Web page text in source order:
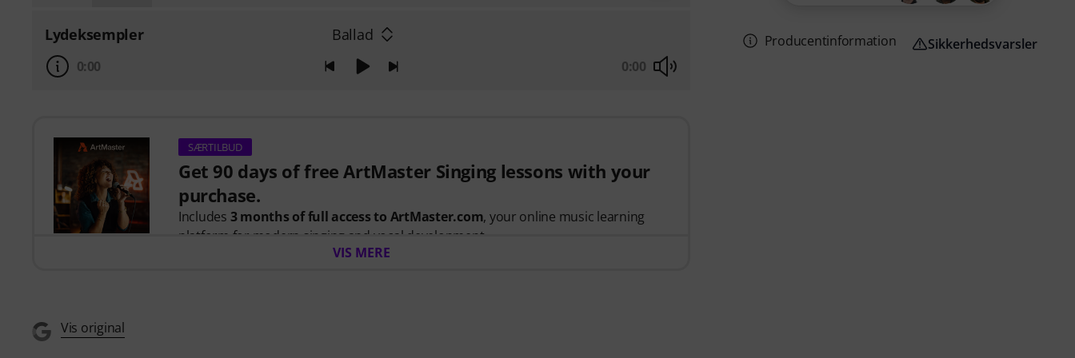
Lydeksempler Ballad
0:00 0:00
SÆRTILBUD
Get 90 days of free ArtMaster Singing lessons with your
purchase.
Includes 3 months of full access to ArtMaster.com, your online music learning
platform for modern singing and vocal development.
VIS MERE
Vis original
Producentinformation Sikkerhedsvarsler